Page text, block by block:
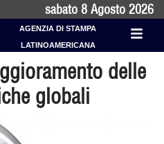
sabato 8 Agosto 2026
AGENZIA DI STAMPA
LATINOAMERICANA
delle
globali